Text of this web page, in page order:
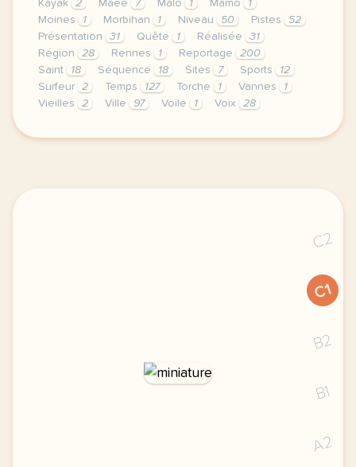
Kayak 2 Maee 7 Malo 1 Mamo
1
Moines
1 Morbihan 1 Niveau 50 Pistes
52
Présentation
31 Quête 1 Réalisée
31
Région
28 Rennes 1 Reportage
200
Saint
18 Séquence 18 Sites 7 Sports
12
Surfeur
2 Temps 127 Torche 1 Vannes
1
Vieilles
2 Ville 97 Voile 1 Voix 28
le respect de votre vie privee est une priorite
C2
C1
B2
B1
A2